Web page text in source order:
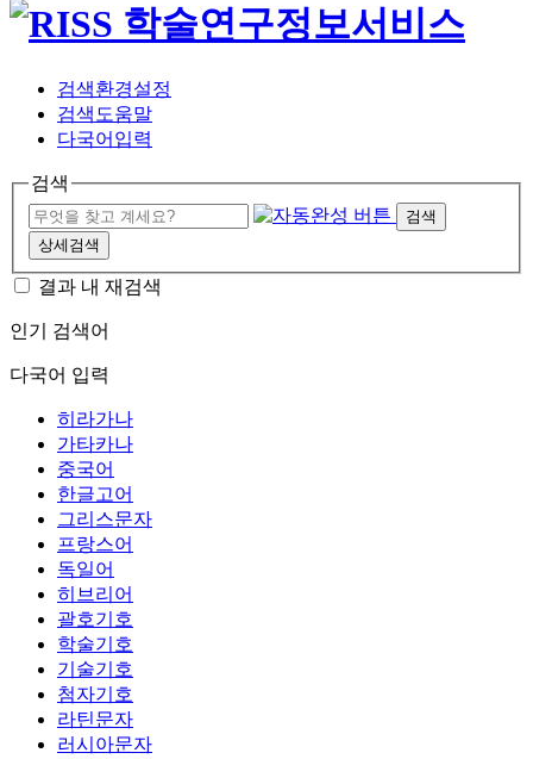
검색환경설정
검색도움말
다국어입력
검색
검색
상세검색
결과 내 재검색
인기 검색어
다국어 입력
히라가나
가타카나
중국어
한글고어
그리스문자
프랑스어
독일어
히브리어
괄호기호
학술기호
기술기호
첨자기호
라틴문자
러시아문자